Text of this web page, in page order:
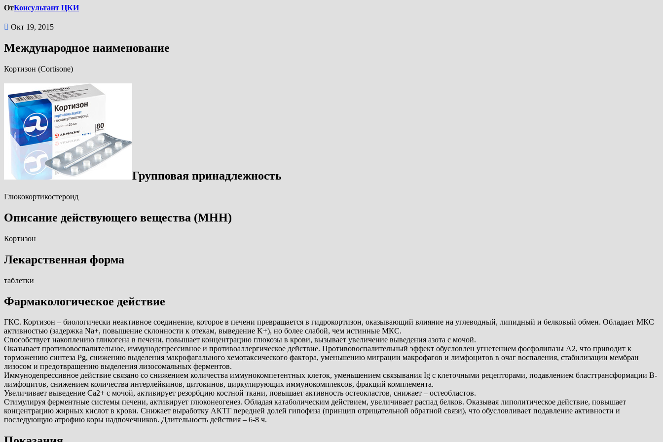
ОтКонсультант ЦКИ
Окт 19, 2015
Международное наименование
Кортизон (Cortisone)
Групповая принадлежность
Глюкокортикостероид
Описание действующего вещества (МНН)
Кортизон
Лекарственная форма
таблетки
Фармакологическое действие
ГКС. Кортизон – биологически неактивное соединение, которое в печени превращается в гидрокортизон, оказывающий влияние на углеводный, липидный и белковый обмен. Обладает МКС
активностью (задержка Na+, повышение склонности к отекам, выведение K+), но более слабой, чем истинные МКС.
Способствует накоплению гликогена в печени, повышает концентрацию глюкозы в крови, вызывает увеличение выведения азота с мочой.
Оказывает противовоспалительное, иммунодепрессивное и противоаллергическое действие. Противовоспалительный эффект обусловлен угнетением фосфолипазы А2, что приводит к
торможению синтеза Pg, снижению выделения макрофагального хемотаксического фактора, уменьшению миграции макрофагов и лимфоцитов в очаг воспаления, стабилизации мембран
лизосом и предотвращению выделения лизосомальных ферментов.
Иммунодепрессивное действие связано со снижением количества иммунокомпетентных клеток, уменьшением связывания Ig с клеточными рецепторами, подавлением бласттрансформации B-
лимфоцитов, снижением количества интерлейкинов, цитокинов, циркулирующих иммунокомплексов, фракций комплемента.
Увеличивает выведение Ca2+ с мочой, активирует резорбцию костной ткани, повышает активность остеокластов, снижает – остеобластов.
Стимулируя ферментные системы печени, активирует глюконеогенез. Обладая катаболическим действием, увеличивает распад белков. Оказывая липолитическое действие, повышает
концентрацию жирных кислот в крови. Снижает выработку АКТГ передней долей гипофиза (принцип отрицательной обратной связи), что обусловливает подавление активности и
последующую атрофию коры надпочечников. Длительность действия – 6-8 ч.